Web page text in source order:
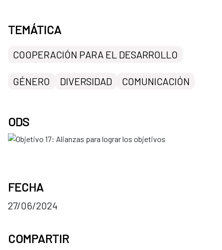
TEMÁTICA
COOPERACIÓN PARA EL DESARROLLO
GÉNERO DIVERSIDAD COMUNICACIÓN
ODS
FECHA
27/06/2024
COMPARTIR